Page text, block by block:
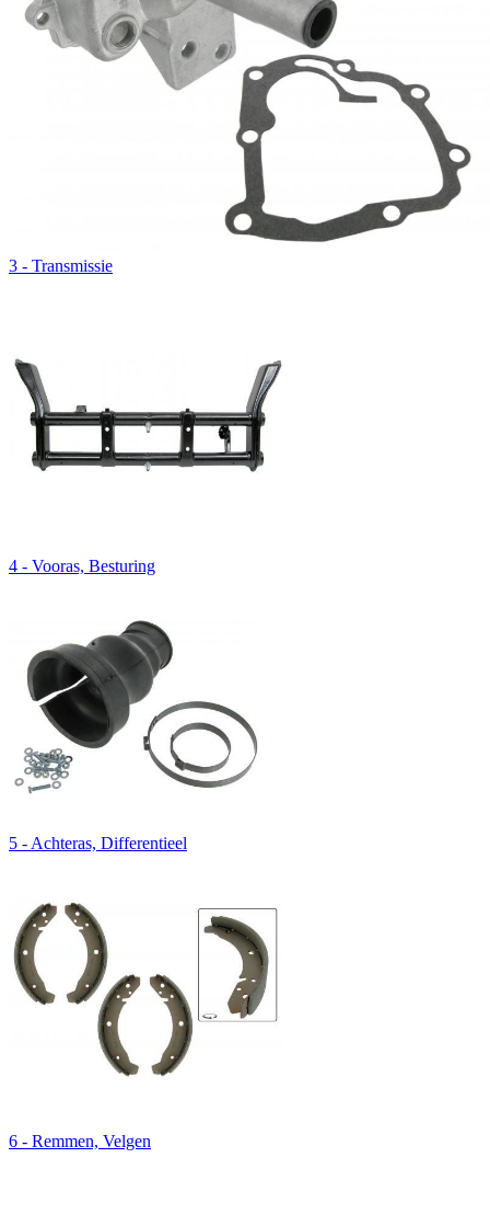
3 - Transmissie
4 - Vooras, Besturing
5 - Achteras, Differentieel
6 - Remmen, Velgen